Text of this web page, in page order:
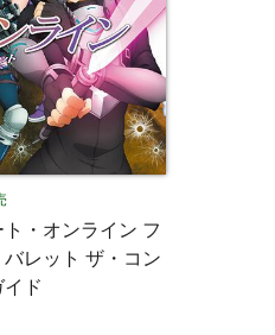
・オンライン フ
バレット ザ・コン
ド